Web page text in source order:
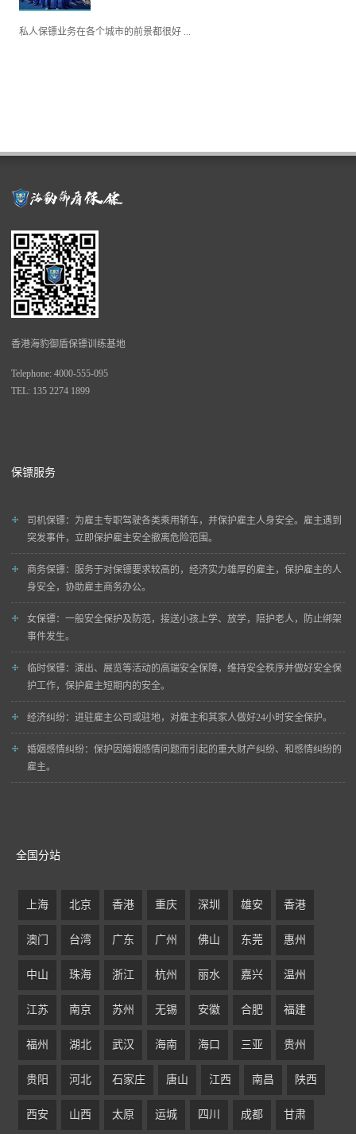
私人保镖业务在各个城市的前景都很好 ...
香港海豹御盾保镖训练基地
Telephone: 4000-555-095
TEL: 135 2274 1899
保镖服务
司机保镖：为雇主专职驾驶各类乘用轿车，并保护雇主人身安全。雇主遇到
突发事件，立即保护雇主安全撤离危险范围。
商务保镖：服务于对保镖要求较高的，经济实力雄厚的雇主，保护雇主的人
身安全，协助雇主商务办公。
女保镖：一般安全保护及防范，接送小孩上学、放学，陪护老人，防止绑架
事件发生。
临时保镖：演出、展览等活动的高端安全保障，维持安全秩序并做好安全保
护工作，保护雇主短期内的安全。
经济纠纷：进驻雇主公司或驻地，对雇主和其家人做好24小时安全保护。
婚姻感情纠纷：保护因婚姻感情问题而引起的重大财产纠纷、和感情纠纷的
雇主。
全国分站
上海 北京 香港 重庆 深圳 雄安 香港
澳门 台湾 广东 广州 佛山 东莞 惠州
中山 珠海 浙江 杭州 丽水 嘉兴 温州
江苏 南京 苏州 无锡 安徽 合肥 福建
福州 湖北 武汉 海南 海口 三亚 贵州
贵阳 河北 石家庄 唐山 江西 南昌 陕西
西安 山西 太原 运城 四川 成都 甘肃